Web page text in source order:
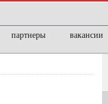
партнеры вакансии